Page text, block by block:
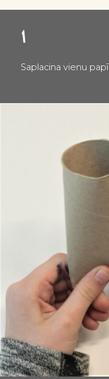
1
Saplacina vienu